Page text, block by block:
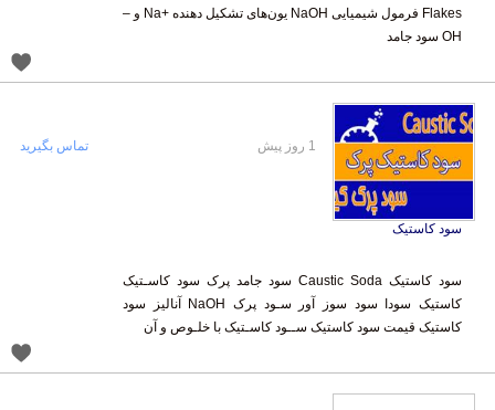
OH سود جامد
سود کاستیک
سود کاستیک Caustic Soda سود جامد پرک سود کاسـتیک
کاستیک سودا سود سوز آور سـود پرک NaOH آنالیز سود
کاستیک قیمت سود کاستیک ســود کاسـتیک با خلـوص و آن
تماس بگیرید